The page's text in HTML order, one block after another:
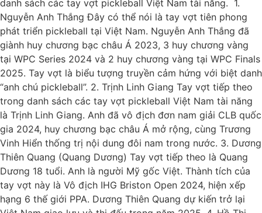
danh sách các tay vợt pickleball Việt Nam tài năng. 1.
Nguyễn Anh Thắng Đây có thể nói là tay vợt tiên phong
phát triển pickleball tại Việt Nam. Nguyễn Anh Thắng đã
giành huy chương bạc châu Á 2023, 3 huy chương vàng
tại WPC Series 2024 và 2 huy chương vàng tại WPC Finals
2025. Tay vợt là biểu tượng truyền cảm hứng với biệt danh
“anh chú pickleball”. 2. Trịnh Linh Giang Tay vợt tiếp theo
trong danh sách các tay vợt pickleball Việt Nam tài năng
là Trịnh Linh Giang. Anh đã vô địch đơn nam giải CLB quốc
gia 2024, huy chương bạc châu Á mở rộng, cùng Trương
Vinh Hiển thống trị nội dung đôi nam trong nước. 3. Dương
Thiên Quang (Quang Dương) Tay vợt tiếp theo là Quang
Dương 18 tuổi. Anh là người Mỹ gốc Việt. Thành tích của
tay vợt này là Vô địch IHG Briston Open 2024, hiện xếp
hạng 6 thế giới PPA. Dương Thiên Quang dự kiến trở lại